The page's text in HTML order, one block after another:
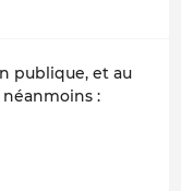
publique, et au
néanmoins :